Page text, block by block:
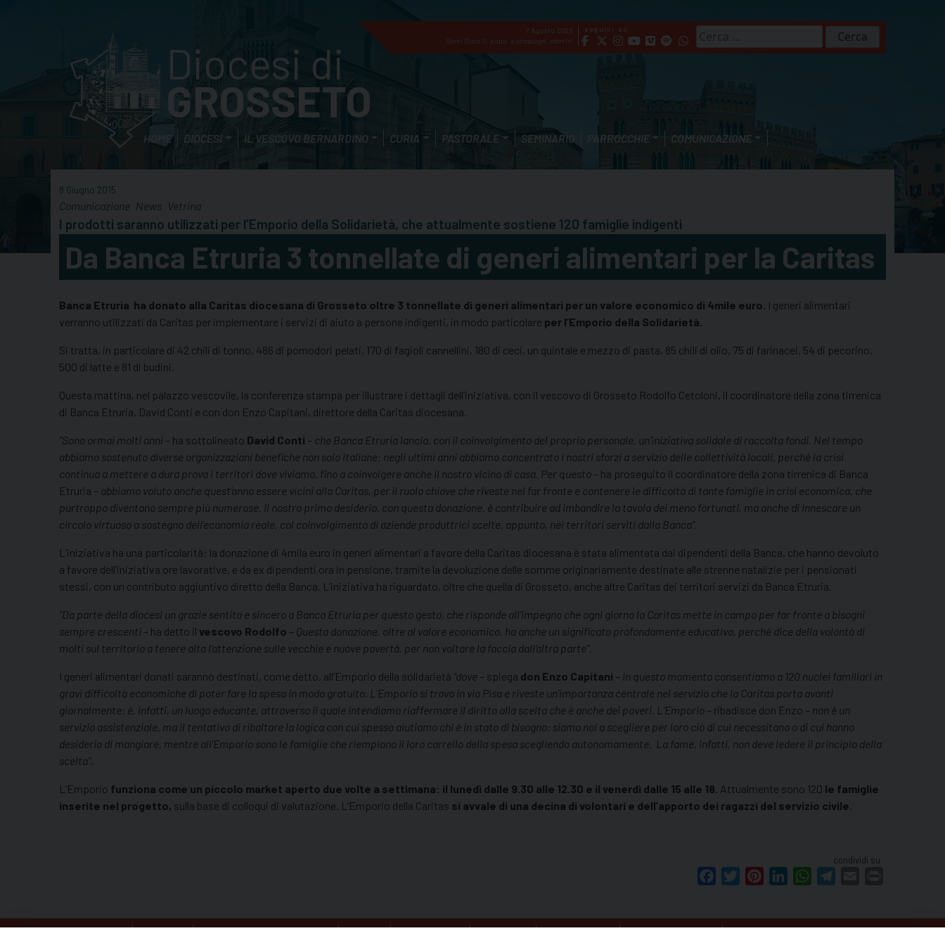
7 Agosto 2026
Santi Sisto II, papa, e compagni, martiri
seguici su
per:
Diocesi di
GROSSETO
HOME DIOCESI IL VESCOVO BERNARDINO CURIA PASTORALE SEMINARIO PARROCCHIE COMUNICAZIONE
8 Giugno 2015
Comunicazione News Vetrina
I prodotti saranno utilizzati per l'Emporio della Solidarietà, che attualmente sostiene 120 famiglie indigenti
Da Banca Etruria 3 tonnellate di generi alimentari per la Caritas
Banca Etruria ha donato alla Caritas diocesana di Grosseto oltre 3 tonnellate di generi alimentari per un valore economico di 4mile euro. I generi alimentari
verranno utilizzati da Caritas per implementare i servizi di aiuto a persone indigenti, in modo particolare per l’Emporio della Solidarietà.
Si tratta, in particolare di 42 chili di tonno, 486 di pomodori pelati, 170 di fagioli cannellini, 180 di ceci, un quintale e mezzo di pasta, 85 chili di olio, 75 di farinacei, 54 di pecorino,
500 di latte e 81 di budini.
Questa mattina, nel palazzo vescovile, la conferenza stampa per illustrare i dettagli dell’iniziativa, con il vescovo di Grosseto Rodolfo Cetoloni, il coordinatore della zona tirrenica
di Banca Etruria, David Conti e con don Enzo Capitani, direttore della Caritas diocesana.
“Sono ormai molti anni – ha sottolineato David Conti – che Banca Etruria lancia, con il coinvolgimento del proprio personale, un’iniziativa solidale di raccolta fondi. Nel tempo
abbiamo sostenuto diverse organizzazioni benefiche non solo italiane; negli ultimi anni abbiamo concentrato i nostri sforzi a servizio delle collettività locali, perché la crisi
continua a mettere a dura prova i territori dove viviamo, fino a coinvolgere anche il nostro vicino di casa. Per questo – ha proseguito il coordinatore della zona tirrenica di Banca
Etruria – abbiamo voluto anche quest’anno essere vicini alla Caritas, per il ruolo chiave che riveste nel far fronte e contenere le difficoltà di tante famiglie in crisi economica, che
purtroppo diventano sempre più numerose. Il nostro primo desiderio, con questa donazione, è contribuire ad imbandire la tavola dei meno fortunati, ma anche di innescare un
circolo virtuoso a sostegno dell’economia reale, col coinvolgimento di aziende produttrici scelte, appunto, nei territori serviti dalla Banca”.
L’iniziativa ha una particolarità: la donazione di 4mila euro in generi alimentari a favore della Caritas diocesana è stata alimentata dai dipendenti della Banca, che hanno devoluto
a favore dell’iniziativa ore lavorative, e da ex dipendenti ora in pensione, tramite la devoluzione delle somme originariamente destinate alle strenne natalizie per i pensionati
stessi, con un contributo aggiuntivo diretto della Banca. L’iniziativa ha riguardato, oltre che quella di Grosseto, anche altre Caritas dei territori servizi da Banca Etruria.
“Da parte della diocesi un grazie sentito e sincero a Banca Etruria per questo gesto, che risponde all’impegno che ogni giorno la Caritas mette in campo per far fronte a bisogni
sempre crescenti – ha detto il vescovo Rodolfo – Questa donazione, oltre al valore economico, ha anche un significato profondamente educativo, perché dice della volontà di
molti sul territorio a tenere alta l’attenzione sulle vecchie e nuove povertà, per non voltare la faccia dall’altra parte”.
I generi alimentari donati saranno destinati, come detto, all’Emporio della solidarietà “dove – spiega don Enzo Capitani – in questo momento consentiamo a 120 nuclei familiari in
gravi difficoltà economiche di poter fare la spesa in modo gratuito. L’Emporio si trova in via Pisa e riveste un’importanza centrale nel servizio che la Caritas porta avanti
giornalmente: è, infatti, un luogo educante, attraverso il quale intendiamo riaffermare il diritto alla scelta che è anche dei poveri. L’Emporio – ribadisce don Enzo – non è un
servizio assistenziale, ma il tentativo di ribaltare la logica con cui spesso aiutiamo chi è in stato di bisogno: siamo noi a scegliere per loro ciò di cui necessitano o di cui hanno
desiderio di mangiare, mentre all’Emporio sono le famiglie che riempiono il loro carrello della spesa scegliendo autonomamente. La fame, infatti, non deve ledere il principio della
scelta”.
L’Emporio funziona come un piccolo market aperto due volte a settimana: il lunedì dalle 9.30 alle 12.30 e il venerdì dalle 15 alle 18 . Attualmente sono 120 le famiglie
inserite nel progetto, sulla base di colloqui di valutazione. L’Emporio della Caritas si avvale di una decina di volontari e dell’apporto dei ragazzi del servizio civile
condividi su
FacebookTwitterPinterestLinkedInWhatsApp
HOME DIOCESI IL VESCOVO BERNARDINO CURIA PASTORALE SEMINARIO PARROCCHIE COMUNICAZIONE